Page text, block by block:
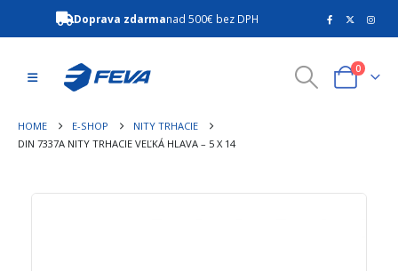
Doprava zdarmanad 500€ bez DPH
0
HOME E-SHOP
NITY TRHACIE
DIN 7337A NITY TRHACIE VEĽKÁ HLAVA – 5 X 14